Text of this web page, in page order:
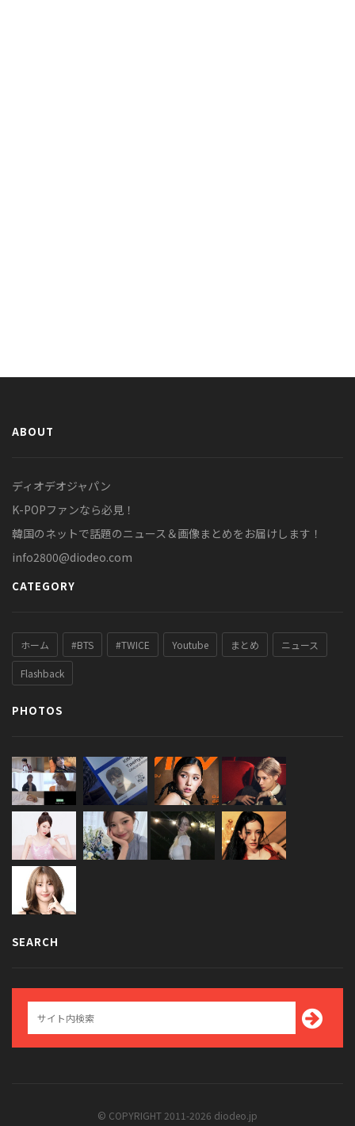
ABOUT
ディオデオジャパン
K-POPファンなら必見！
韓国のネットで話題のニュース＆画像まとめをお届けします！
info2800@diodeo.com
CATEGORY
ホーム #BTS #TWICE Youtube まとめ ニュース
Flashback
PHOTOS
SEARCH
© COPYRIGHT 2011-2026 diodeo.jp